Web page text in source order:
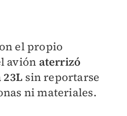
el propio
avión aterrizó
23L sin reportarse
ni materiales.